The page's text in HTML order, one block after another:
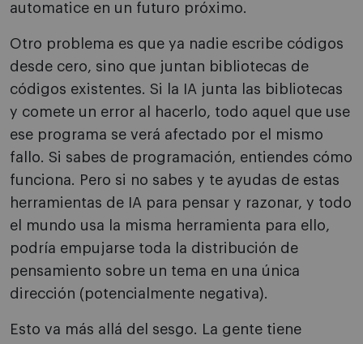
automatice en un futuro próximo.
Otro problema es que ya nadie escribe códigos
desde cero, sino que juntan bibliotecas de
códigos existentes. Si la IA junta las bibliotecas
y comete un error al hacerlo, todo aquel que use
ese programa se verá afectado por el mismo
fallo. Si sabes de programación, entiendes cómo
funciona. Pero si no sabes y te ayudas de estas
herramientas de IA para pensar y razonar, y todo
el mundo usa la misma herramienta para ello,
podría empujarse toda la distribución de
pensamiento sobre un tema en una única
dirección (potencialmente negativa).
Esto va más allá del sesgo. La gente tiene